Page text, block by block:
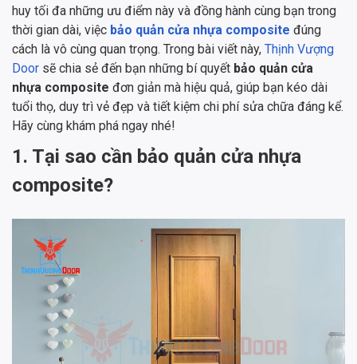
huy tối đa những ưu điểm này và đồng hành cùng bạn trong
thời gian dài, việc bảo quản cửa nhựa composite đúng
cách là vô cùng quan trọng. Trong bài viết này, Thịnh Vượng
Door sẽ chia sẻ đến bạn những bí quyết bảo quản cửa
nhựa composite đơn giản mà hiệu quả, giúp bạn kéo dài
tuổi thọ, duy trì vẻ đẹp và tiết kiệm chi phí sửa chữa đáng kể.
Hãy cùng khám phá ngay nhé!
1. Tại sao cần bảo quản cửa nhựa
composite?